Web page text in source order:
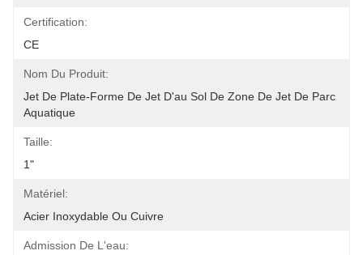
Certification:
CE
Nom Du Produit:
Jet De Plate-Forme De Jet D'au Sol De Zone De Jet De Parc
Aquatique
Taille:
1"
Matériel:
Acier Inoxydable Ou Cuivre
Admission De L'eau: